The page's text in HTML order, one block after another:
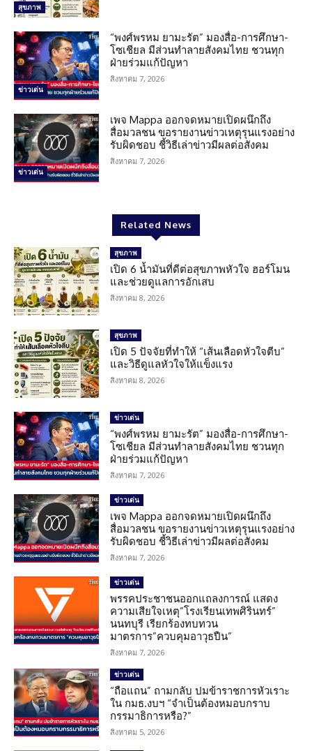
สุขภาพ
ข่าวเด่น
“พงศ์พรหม ยามะรัต” มองสื่อ-การศึกษา-
โซเชียล มีส่วนทำลายสังคมไทย ชวนทุก
ฝ่ายร่วมแก้ปัญหา
สิงหาคม 7, 2026
ข่าวเด่น
เพจ Mappa ออกจดหมายเปิดผนึกถึง
สื่อมวลชน ขอรายงานข่าวเหตุรุนแรงอย่าง
รับผิดชอบ ชี้วิธีเล่าข่าวมีผลต่อสังคม
สิงหาคม 7, 2026
Related News
สุขภาพ
เปิด 6 น้ำมันที่ดีต่อสุขภาพหัวใจ ฮอร์โมน
และช่วยดูแลการอักเสบ
สิงหาคม 8, 2026
สุขภาพ
เปิด 5 ปัจจัยที่ทำให้ “เส้นเลือดหัวใจตีบ”
และวิธีดูแลหัวใจให้แข็งแรง
สิงหาคม 8, 2026
ข่าวเด่น
“พงศ์พรหม ยามะรัต” มองสื่อ-การศึกษา-
โซเชียล มีส่วนทำลายสังคมไทย ชวนทุก
ฝ่ายร่วมแก้ปัญหา
สิงหาคม 7, 2026
ข่าวเด่น
เพจ Mappa ออกจดหมายเปิดผนึกถึง
สื่อมวลชน ขอรายงานข่าวเหตุรุนแรงอย่าง
รับผิดชอบ ชี้วิธีเล่าข่าวมีผลต่อสังคม
สิงหาคม 7, 2026
ข่าวเด่น
พรรคประชาชนออกแถลงการณ์ แสดง
ความเสียใจเหตุ”โรงเรียนเทพศิรินทร์”
นนทบุรี เรียกร้องทบทวน
มาตรการ”ควบคุมอาวุธปืน”
สิงหาคม 7, 2026
ข่าวเด่น
“ถือแถน” ถามกลับ ปมข้าราชการหัวเราะ
ใน กมธ.งบฯ “จำเป็นต้องหมอบกราบ
กรรมาธิการหรือ?”
สิงหาคม 5, 2026